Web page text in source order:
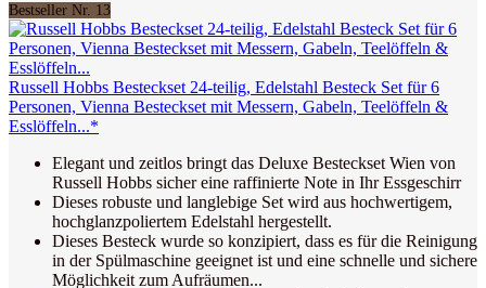
Bestseller Nr. 13
Russell Hobbs Besteckset 24-teilig, Edelstahl Besteck Set für 6
Personen, Vienna Besteckset mit Messern, Gabeln, Teelöffeln &
Esslöffeln...*
Elegant und zeitlos bringt das Deluxe Besteckset Wien von
Russell Hobbs sicher eine raffinierte Note in Ihr Essgeschirr
Dieses robuste und langlebige Set wird aus hochwertigem,
hochglanzpoliertem Edelstahl hergestellt.
Dieses Besteck wurde so konzipiert, dass es für die Reinigung
in der Spülmaschine geeignet ist und eine schnelle und sichere
Möglichkeit zum Aufräumen...